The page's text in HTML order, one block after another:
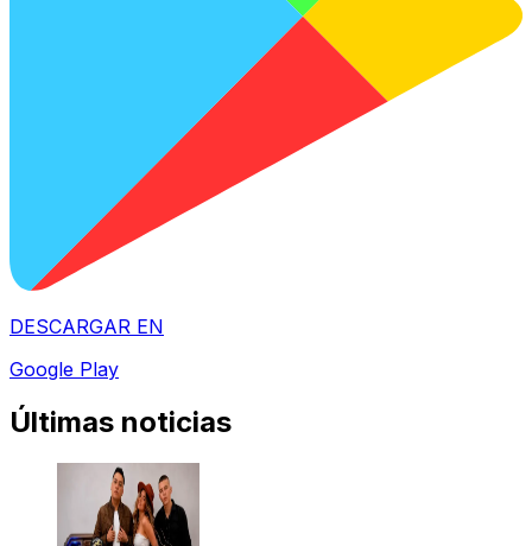
DESCARGAR EN
Google Play
Últimas noticias